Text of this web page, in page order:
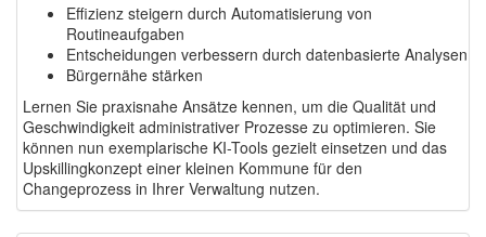
Effizienz steigern durch Automatisierung von
Routineaufgaben
Entscheidungen verbessern durch datenbasierte Analysen
Bürgernähe stärken
Lernen Sie praxisnahe Ansätze kennen, um die Qualität und
Geschwindigkeit administrativer Prozesse zu optimieren. Sie
können nun exemplarische KI-Tools gezielt einsetzen und das
Upskillingkonzept einer kleinen Kommune für den
Changeprozess in Ihrer Verwaltung nutzen.